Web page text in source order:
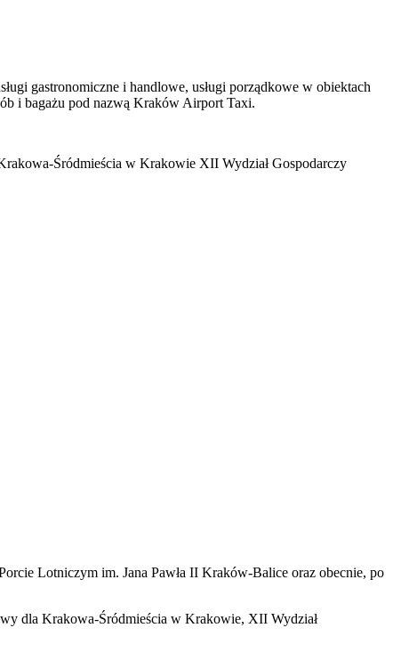
gastronomiczne i handlowe, usługi porządkowe w obiektach
i bagażu pod nazwą Kraków Airport Taxi.
Śródmieścia w Krakowie XII Wydział Gospodarczy
Lotniczym im. Jana Pawła II Kraków-Balice oraz obecnie, po
dla Krakowa-Śródmieścia w Krakowie, XII Wydział